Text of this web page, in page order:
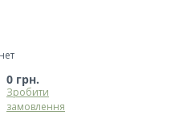
0 грн.
Зробити
замовлення